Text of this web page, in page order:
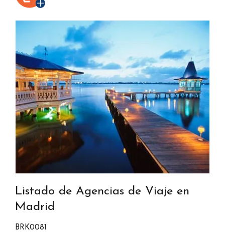
Listado de Agencias de Viaje en
Madrid
BRK0081